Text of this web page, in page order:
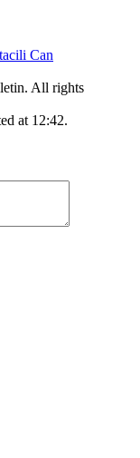
Can
All rights
at 12:42.